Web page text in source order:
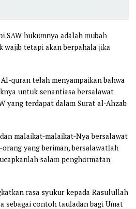
SAW hukumnya adalah mubah
wajib tetapi akan berpahala jika
quran telah menyampaikan bahwa
untuk senantiasa bersalawat
yang terdapat dalam Surat al-Ahzab
malaikat-malaikat-Nya bersalawat
yang beriman, bersalawatlah
salam penghormatan
rasa syukur kepada Rasulullah
sebagai contoh tauladan bagi Umat